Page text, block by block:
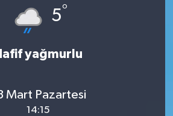
5°
yağmurlu
Mart Pazartesi
14:15